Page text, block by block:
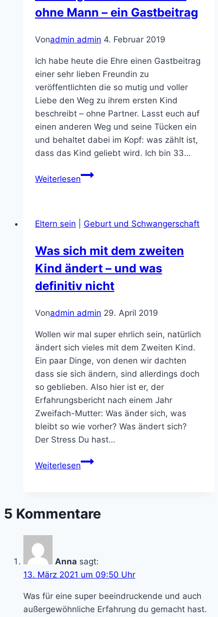
ohne Mann – ein Gastbeitrag
Vonadmin admin 4. Februar 2019
Ich habe heute die Ehre einen Gastbeitrag
einer sehr lieben Freundin zu
veröffentlichten die so mutig und voller
Liebe den Weg zu ihrem ersten Kind
beschreibt – ohne Partner. Lasst euch auf
einen anderen Weg und seine Tücken ein
und behaltet dabei im Kopf: was zählt ist,
dass das Kind geliebt wird. Ich bin 33…
WeiterlesenDer
ohne
–
ein
Gastbeitrag
Eltern sein Geburt und Schwangerschaft
Was sich mit dem zweiten
Kind ändert – und was
definitiv nicht
Vonadmin admin 29. April 2019
Wollen wir mal super ehrlich sein, natürlich
ändert sich vieles mit dem Zweiten Kind.
Ein paar Dinge, von denen wir dachten
dass sie sich ändern, sind allerdings doch
so geblieben. Also hier ist er, der
Erfahrungsbericht nach einem Jahr
Zweifach-Mutter: Was änder sich, was
bleibt so wie vorher? Was ändert sich?
Der Stress Du hast…
WeiterlesenWas
zweiten
und
was
definitiv
nicht
5 Kommentare
Anna sagt:
13. März 2021 um 09:50 Uhr
Was für eine super beeindruckende und auch
außergewöhnliche Erfahrung du gemacht hast.